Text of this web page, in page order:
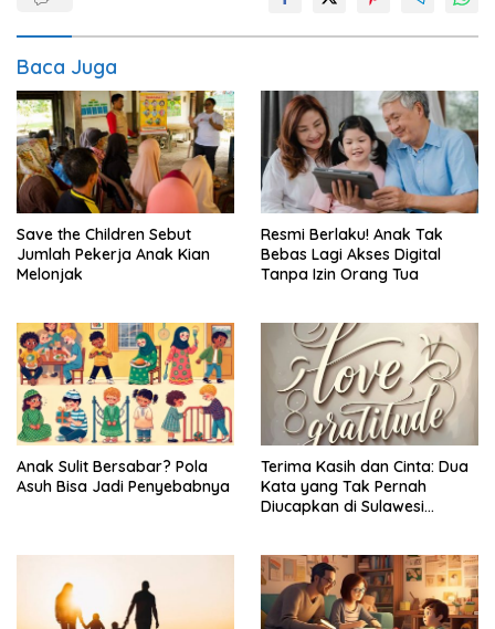
Baca Juga
Save the Children Sebut
Jumlah Pekerja Anak Kian
Melonjak
Resmi Berlaku! Anak Tak
Bebas Lagi Akses Digital
Tanpa Izin Orang Tua
Anak Sulit Bersabar? Pola
Asuh Bisa Jadi Penyebabnya
Terima Kasih dan Cinta: Dua
Kata yang Tak Pernah
Diucapkan di Sulawesi